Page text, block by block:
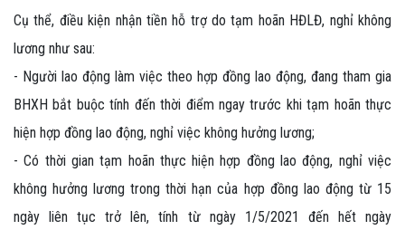
Cụ thể, điều kiện nhận tiền hỗ trợ do tạm hoãn HĐLĐ, nghỉ không
lương như sau:
- Người lao động làm việc theo hợp đồng lao động, đang tham gia
BHXH bắt buộc tính đến thời điểm ngay trước khi tạm hoãn thực
hiện hợp đồng lao động, nghỉ việc không hưởng lương;
- Có thời gian tạm hoãn thực hiện hợp đồng lao động, nghỉ việc
không hưởng lương trong thời hạn của hợp đồng lao động từ 15
ngày liên tục trở lên, tính từ ngày 1/5/2021 đến hết ngày